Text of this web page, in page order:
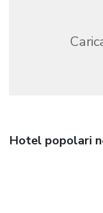
Hotel popolari